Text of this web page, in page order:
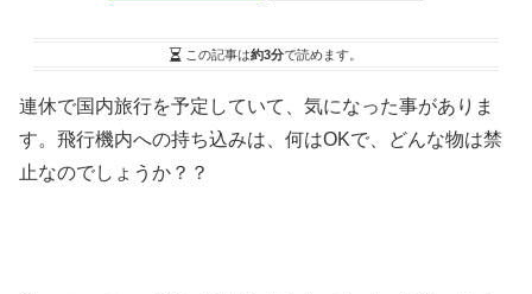
この記事は約3分で読めます。
連休で国内旅行を予定していて、気になった事がありま
す。飛行機内への持ち込みは、何はOKで、どんな物は禁
止なのでしょうか？？